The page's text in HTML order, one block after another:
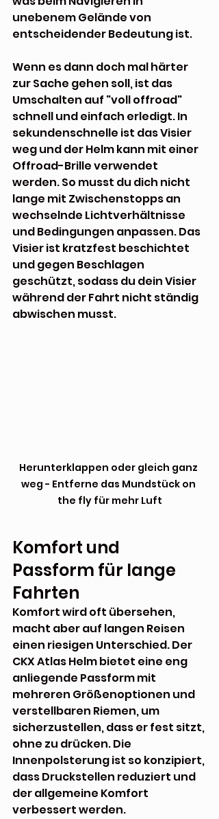
unebenem Gelände von
entscheidender Bedeutung ist.
Wenn es dann doch mal härter
zur Sache gehen soll, ist das
Umschalten auf "voll offroad"
schnell und einfach erledigt. In
sekundenschnelle ist das Visier
weg und der Helm kann mit einer
Offroad-Brille verwendet
werden. So musst du dich nicht
lange mit Zwischenstopps an
wechselnde Lichtverhältnisse
und Bedingungen anpassen. Das
Visier ist kratzfest beschichtet
und gegen Beschlagen
geschützt, sodass du dein Visier
während der Fahrt nicht ständig
abwischen musst.
Herunterklappen oder gleich ganz
weg - Entferne das Mundstück on
the fly für mehr Luft
Komfort und
Passform für lange
Fahrten
Komfort wird oft übersehen,
macht aber auf langen Reisen
einen riesigen Unterschied. Der
CKX Atlas Helm bietet eine eng
anliegende Passform mit
mehreren Größenoptionen und
verstellbaren Riemen, um
sicherzustellen, dass er fest sitzt,
ohne zu drücken. Die
Innenpolsterung ist so konzipiert,
dass Druckstellen reduziert und
der allgemeine Komfort
verbessert werden.